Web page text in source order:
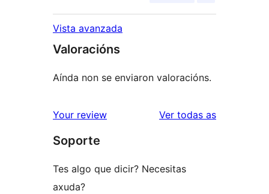
Vista avanzada
Valoracións
Aínda non se enviaron valoracións.
Your review Ver todas asvaloracións
Soporte
Tes algo que dicir? Necesitas
axuda?